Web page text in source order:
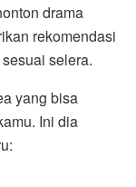
drama
rekomendasi
selera.
yang bisa
Ini dia